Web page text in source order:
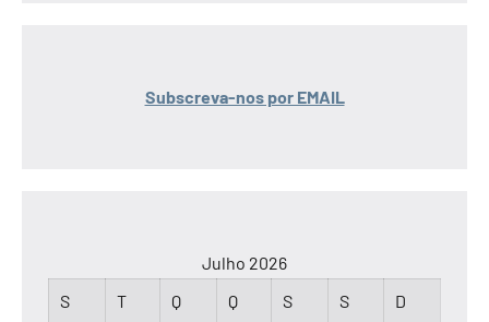
Subscreva-nos por EMAIL
Julho 2026
S
T Q Q S S D